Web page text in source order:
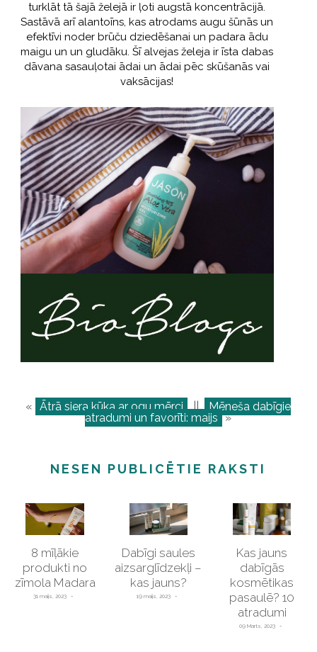
turklāt tā šajā želejā ir ļoti augstā koncentrācijā.
Sastāvā arī alantoīns, kas atrodams augu šūnās un
efektīvi noder brūču dziedēšanai un padara ādu
maigu un un gludāku. Šī alvejas želeja ir īsta dabas
dāvana sasauļotai ādai un ādai pēc skūšanās vai
vaksācijas!
« Ātrā siera kūka ar ogu mērci || Mēneša dabīgie
atradumi un favorīti: maijs »
NESEN PUBLICĒTIE RAKSTI
8 mīļākie
produkti no
zīmola Madara
31 maijs, 2023
Dabīgi saules
aizsarglīdzekļi –
kas jauns?
19 maijs, 2023
Kas jauns
dabīgās
kosmētikas
pasaulē? 10
atradumi
09 Marts, 2023